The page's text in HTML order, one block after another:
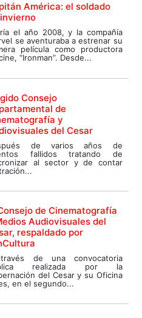
América: el soldado
el año 2008, y la compañía
se aventuraba a estrenar su
película como productora
“Ironman”. Desde...
Consejo
de
y
del Cesar
de varios años de
fallidos tratando de
al sector y de contar
de Cinematografía
Audiovisuales del
respaldado por
de una convocatoria
realizada por la
del Cesar y su Oficina
en el segundo...